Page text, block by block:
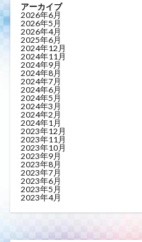
アーカイブ
2026年6月
2026年5月
2026年4月
2025年6月
2024年12月
2024年11月
2024年9月
2024年8月
2024年7月
2024年6月
2024年5月
2024年3月
2024年2月
2024年1月
2023年12月
2023年11月
2023年10月
2023年9月
2023年8月
2023年7月
2023年6月
2023年5月
2023年4月